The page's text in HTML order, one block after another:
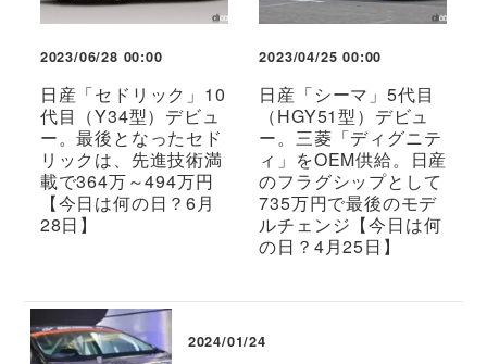
2023/06/28 00:00
日産「セドリック」10
代目（Y34型）デビュ
ー。最後となったセド
リックは、先進技術満
載で364万～494万円
【今日は何の日？6月
28日】
2023/04/25 00:00
日産「シーマ」5代目
（HGY51型）デビュ
ー。三菱「ディグニテ
ィ」をOEM供給。日産
のフラグシップとして
735万円で最後のモデ
ルチェンジ【今日は何
の日？4月25日】
2024/01/24